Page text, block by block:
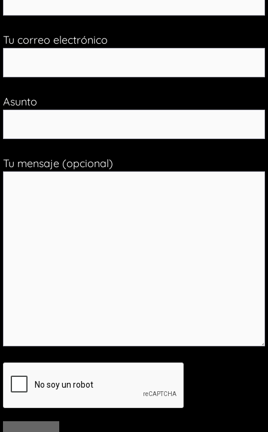
Tu correo electrónico
Asunto
Tu mensaje (opcional)